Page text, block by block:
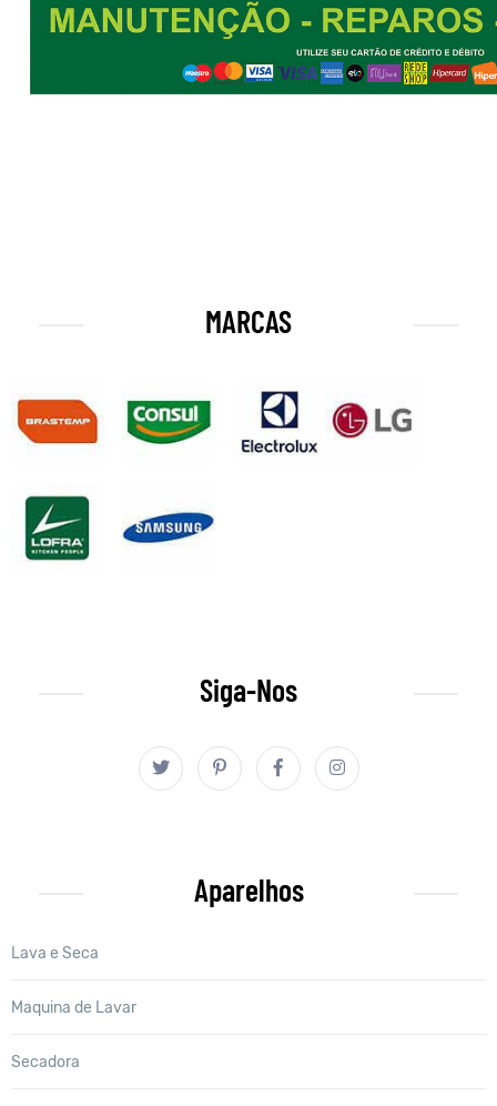
MARCAS
Siga-Nos
Aparelhos
Lava e Seca
Maquina de Lavar
Secadora